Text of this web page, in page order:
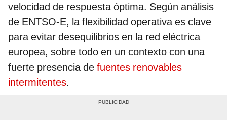
velocidad de respuesta óptima. Según análisis
de ENTSO-E, la flexibilidad operativa es clave
para evitar desequilibrios en la red eléctrica
europea, sobre todo en un contexto con una
fuerte presencia de fuentes renovables
intermitentes.